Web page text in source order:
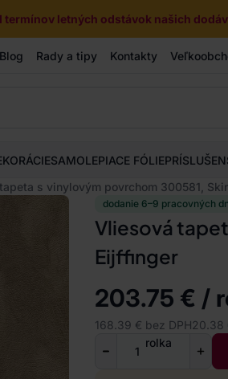
termínov letných odstávok našich
Blog Rady a tipy Kontakty
SAMOLEPIACE FÓLIE
s vinylovým povrchom 300581,
dodanie 6–9 pracovných
Vliesová
Eijffinger
203.75 € /
168.39 € bez DPH20.38
rolka